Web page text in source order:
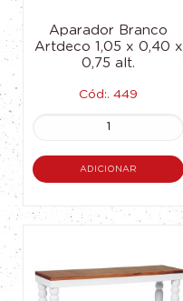
Aparador Branco
Artdeco 1,05 x 0,40 x
0,75 alt.
Cód:. 449
ADICIONAR